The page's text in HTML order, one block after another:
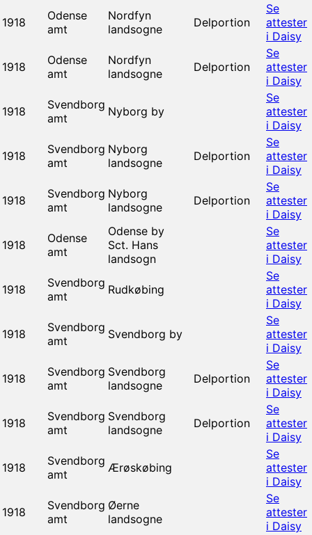
1918
Odense
amt
Nordfyn
landsogne
Delportion
Se
attester
i Daisy
1918
Odense
amt
Nordfyn
landsogne
Delportion
Se
attester
i Daisy
1918
Svendborg
amt
Nyborg by
Se
attester
i Daisy
1918
Svendborg
amt
Nyborg
landsogne
Delportion
Se
attester
i Daisy
1918
Svendborg
amt
Nyborg
landsogne
Delportion
Se
attester
i Daisy
1918
Odense
amt
Odense by
Sct. Hans
landsogn
Se
attester
i Daisy
1918
Svendborg
amt
Rudkøbing
Se
attester
i Daisy
1918
Svendborg
amt
Svendborg by
Se
attester
i Daisy
1918
Svendborg
amt
Svendborg
landsogne
Delportion
Se
attester
i Daisy
1918
Svendborg
amt
Svendborg
landsogne
Delportion
Se
attester
i Daisy
1918
Svendborg
amt
Ærøskøbing
Se
attester
i Daisy
1918
Svendborg
amt
Øerne
landsogne
Se
attester
i Daisy